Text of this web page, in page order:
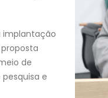
implantação
de
e